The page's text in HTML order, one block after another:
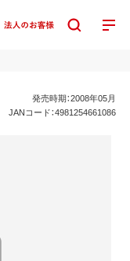
発売時期：2008年05月
JANコード：4981254661086